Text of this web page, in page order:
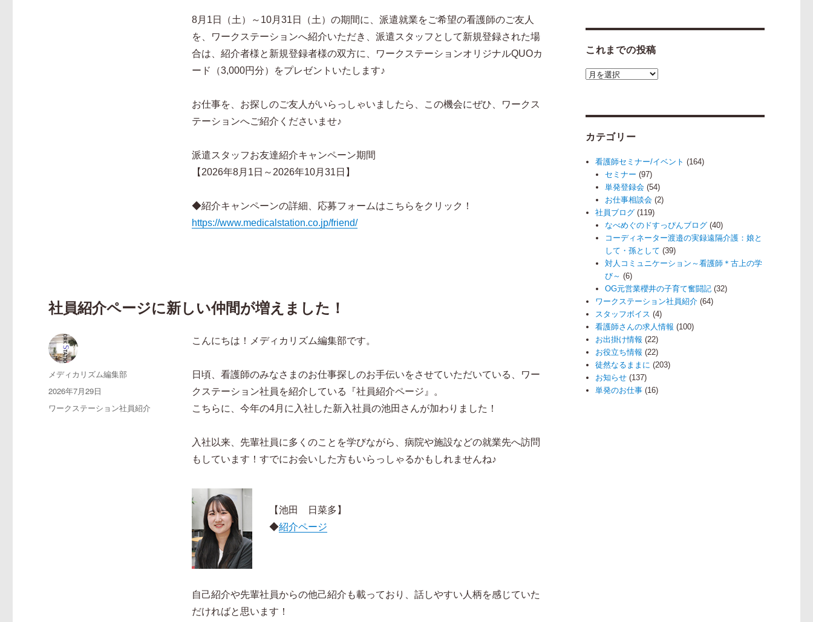
8月1日（土）～10月31日（土）の期間に、派遣就業をご希望の看護師のご友人
を、ワークステーションへ紹介いただき、派遣スタッフとして新規登録された場
合は、紹介者様と新規登録者様の双方に、ワークステーションオリジナルQUOカ
ード（3,000円分）をプレゼントいたします♪
お仕事を、お探しのご友人がいらっしゃいましたら、この機会にぜひ、ワークス
テーションへご紹介くださいませ♪
派遣スタッフお友達紹介キャンペーン期間
【2026年8月1日～2026年10月31日】
◆紹介キャンペーンの詳細、応募フォームはこちらをクリック！
https://www.medicalstation.co.jp/friend/
社員紹介ページに新しい仲間が増えました！
こんにちは！メディカリズム編集部です。
日頃、看護師のみなさまのお仕事探しのお手伝いをさせていただいている、ワー
クステーション社員を紹介している『社員紹介ページ』。
こちらに、今年の4月に入社した新入社員の池田さんが加わりました！
入社以来、先輩社員に多くのことを学びながら、病院や施設などの就業先へ訪問
もしています！すでにお会いした方もいらっしゃるかもしれませんね♪
【池田 日菜多】
◆紹介ページ
自己紹介や先輩社員からの他己紹介も載っており、話しやすい人柄を感じていた
だければと思います！
投
メディカリズム編集部
投
日:
2026年7月29日
カ
ワークステーション社員紹介
これまでの投稿
こ
投
カテゴリー
看護師セミナー/イベント (164)
セミナー (97)
単発登録会 (54)
お仕事相談会 (2)
社員ブログ (119)
なべめぐのドすっぴんブログ (40)
コーディネーター渡邉の実録遠隔介護：娘と
して・孫として (39)
対人コミュニケーション～看護師＊古上の学
び～ (6)
OG元営業櫻井の子育て奮闘記 (32)
ワークステーション社員紹介 (64)
スタッフボイス (4)
看護師さんの求人情報 (100)
お出掛け情報 (22)
お役立ち情報 (22)
徒然なるままに (203)
お知らせ (137)
単発のお仕事 (16)